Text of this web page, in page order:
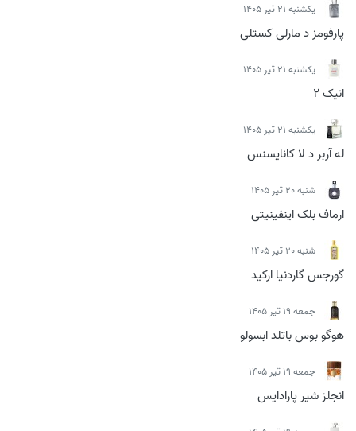
يكشنبه 21 تیر 1405
پارفومز د مارلی کستلی
يكشنبه 21 تیر 1405
انیک 2
يكشنبه 21 تیر 1405
له آربر د لا کانایسنس
شنبه 20 تیر 1405
ارماف بلک اینفینیتی
شنبه 20 تیر 1405
گورجس گاردنیا ارکید
جمعه 19 تیر 1405
هوگو بوس باتلد ابسولو
جمعه 19 تیر 1405
انجلز شیر پارادایس